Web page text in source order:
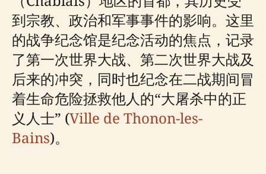
到宗教、政治和军事事件的影响。这里
的战争纪念馆是纪念活动的焦点，记录
了第一次世界大战、第二次世界大战及
后来的冲突，同时也纪念在二战期间冒
着生命危险拯救他人的“大屠杀中的正
义人士” (Ville de Thonon-les-
Bains)。